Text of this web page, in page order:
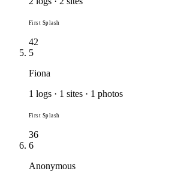
First Splash
42
5
Fiona
1 logs · 1 sites · 1 photos
First Splash
36
6
Anonymous